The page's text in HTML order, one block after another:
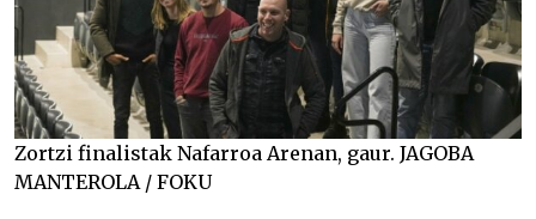
Zortzi finalistak Nafarroa Arenan, gaur. JAGOBA
MANTEROLA / FOKU